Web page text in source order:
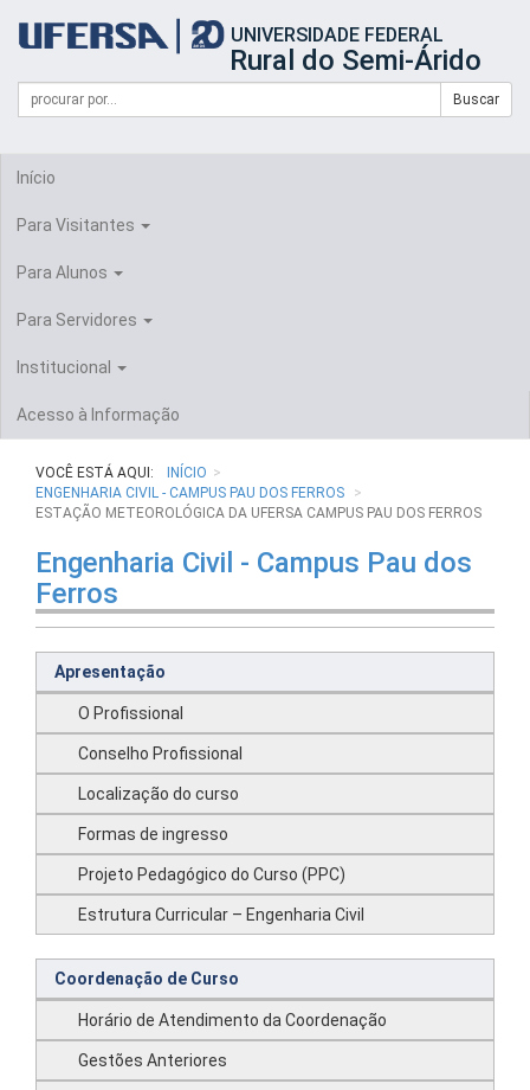
portal
UFERSA
UNIVERSIDADE FEDERAL
Rural do Semi-Árido
Formulário
Busca
Campo
de
Buscar
Início
Para Visitantes
Para Alunos
Para Servidores
Institucional
Acesso à Informação
VOCÊ ESTÁ AQUI:
INÍCIO
ENGENHARIA CIVIL - CAMPUS PAU DOS FERROS
ESTAÇÃO METEOROLÓGICA DA UFERSA CAMPUS PAU DOS FERROS
Engenharia Civil - Campus Pau dos
Ferros
Apresentação
O Profissional
Conselho Profissional
Localização do curso
Formas de ingresso
Projeto Pedagógico do Curso (PPC)
Estrutura Curricular – Engenharia Civil
Coordenação de Curso
Horário de Atendimento da Coordenação
Gestões Anteriores